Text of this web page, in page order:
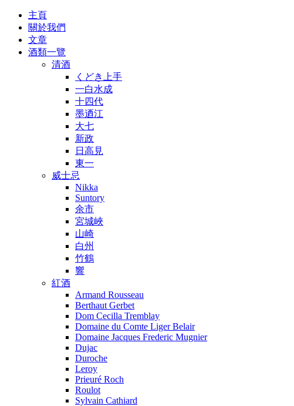
主頁
關於我們
文章
酒類一覽
清酒
くどき上手
一白水成
十四代
墨迺江
大七
新政
日高見
東一
威士忌
Nikka
Suntory
余市
宮城峽
山崎
白州
竹鶴
響
紅酒
Armand Rousseau
Berthaut Gerbet
Dom Cecilla Tremblay
Domaine du Comte Liger Belair
Domaine Jacques Frederic Mugnier
Dujac
Duroche
Leroy
Prieuré Roch
Roulot
Sylvain Cathiard